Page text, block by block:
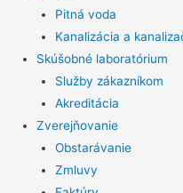
Pitná voda
Kanalizácia a
Skúšobné laboratórium
Služby zákazníkom
Akreditácia
Zverejňovanie
Obstarávanie
Zmluvy